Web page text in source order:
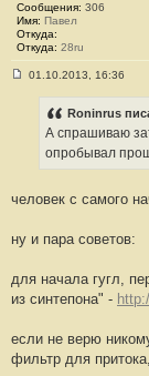
Сообщения: 306
Имя: Павел
Откуда:
Откуда: 28ru
#
2
01.10.2013, 16:36
Roninrus
А спрашиваю
опробывал
человек с самого
ну и пара советов:
для начала гугл,
из синтепона" -
если не верю
фильтр для